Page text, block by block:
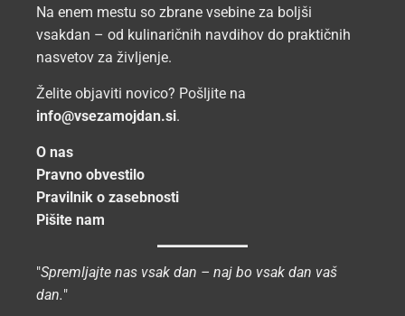
Na enem mestu so zbrane vsebine za boljši
vsakdan – od kulinaričnih navdihov do praktičnih
nasvetov za življenje.
Želite objaviti novico? Pošljite na
info@vsezamojdan.si.
O nas
Pravno obvestilo
Pravilnik o zasebnosti
Pišite nam
"Spremljajte nas vsak dan – naj bo vsak dan vaš
dan."